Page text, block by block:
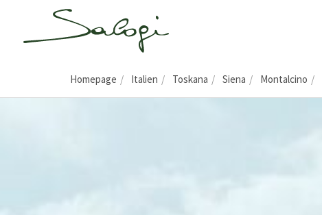
Homepage Italien Toskana Siena Montalcino